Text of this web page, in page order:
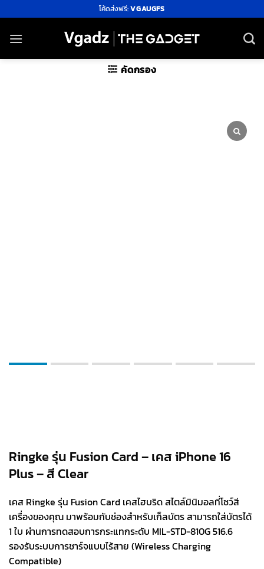
ไป
ยัง
โค้ดส่งฟรี:VGAUGFS
คัดกรอง
Ringke รุ่น Fusion Card – เคส iPhone 16
Plus – สี Clear
เคส Ringke รุ่น Fusion Card เคสไฮบริด สไตล์มินิมอลที่โชว์สี
เครื่องของคุณ มาพร้อมกับช่องสำหรับเก็ลบัตร สามารถใส่บัตรได้
1 ใบ ผ่านการทดสอบการกระแทกระดับ MIL-STD-810G 516.6
รองรับระบบการชาร์จแบบไร้สาย (Wireless Charging
Compatible)